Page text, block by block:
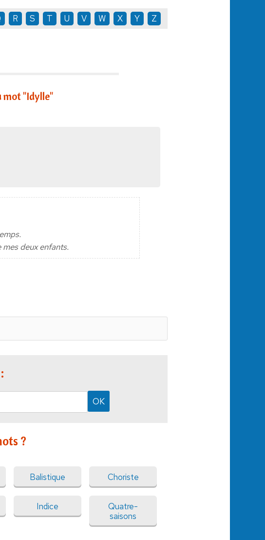
R S T U V W X Y Z
mot "Idylle"
deux enfants.
?
Balistique Choriste
Indice
Quatre-
saisons